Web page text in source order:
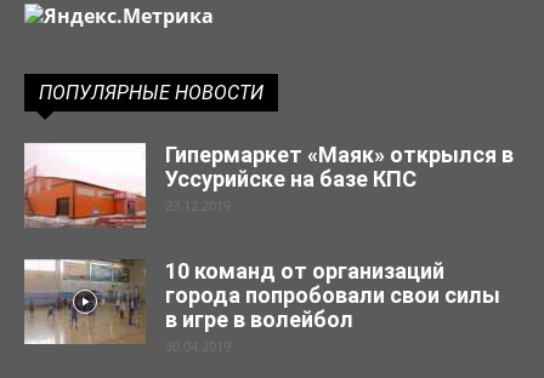
ПОПУЛЯРНЫЕ НОВОСТИ
Гипермаркет «Маяк» открылся в
Уссурийске на базе КПС
23.12.2019
10 команд от организаций
города попробовали свои силы
в игре в волейбол
30.04.2019